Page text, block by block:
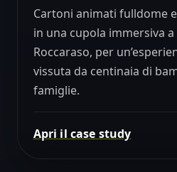
Cartoni animati fulldome
in una cupola immersiva
Roccaraso, per
vissuta da centinaia di
famiglie.
Apri il case study